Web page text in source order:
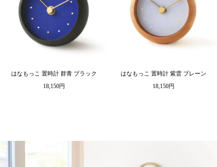
はなもっこ 置時計 群青 ブラック
18,150円
はなもっこ 置時計 紫雲 プレーン
18,150円